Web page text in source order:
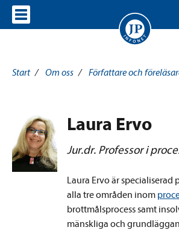
Start / Om oss / Författare och
Laura Ervo
Jur.dr. Professor i
Laura Ervo är specialiserad
alla tre områden inom
brottmålsprocess samt
mänskliga och